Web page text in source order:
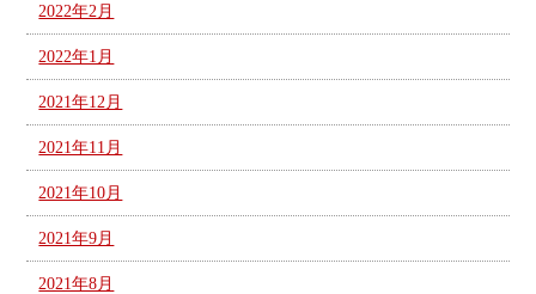
2022年2月
2022年1月
2021年12月
2021年11月
2021年10月
2021年9月
2021年8月